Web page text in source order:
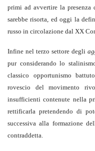
primi ad avvertire la
sarebbe risorta, ed oggi la
russo in circolazione dal XX
Infine nel terzo settore degli
pur considerando lo
classico opportunismo
rovescio del movimento
insufficienti contenute nella
rettificarla pretendendo di
successiva alla formazione
contraddetta.